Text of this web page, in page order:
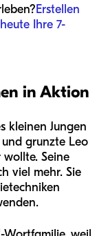
Erstellen
Ihre 7-
in Aktion
kleinen Jungen
grunzte Leo
wollte. Seine
viel mehr. Sie